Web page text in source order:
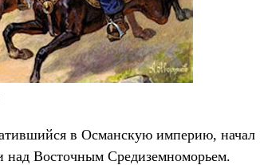
в Османскую империю, начал
над Восточным Средиземноморьем.